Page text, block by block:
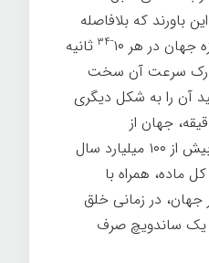
باورند که بلافاصله
جهان در هر ۱۰
-۳۴
ثانیه
درک سرعت آن سخت
آن را به شکل دیگری
جهان از
کوچک‌ترین ذره به قطر بیش از ۱۰۰ میلیارد سال
درصد از کل ماده، همراه با
جهان، در زمانی خلق
یک ساندویچ صرف